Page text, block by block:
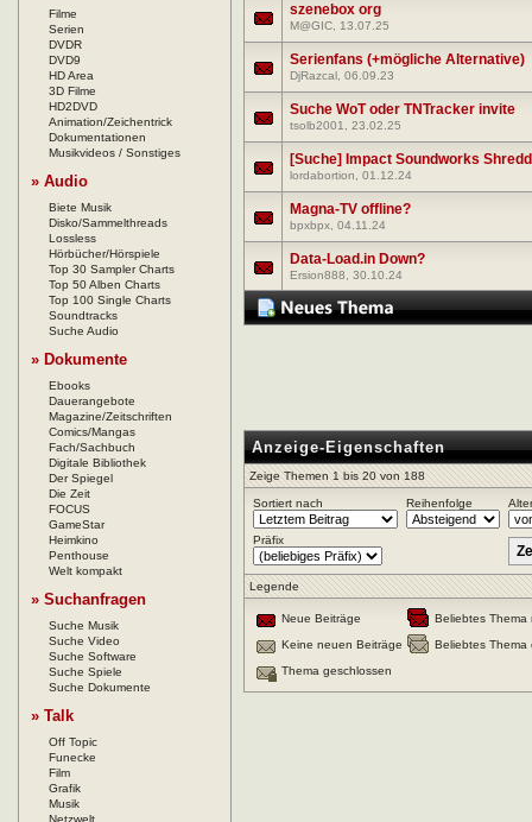
Filme
Serien
DVDR
DVD9
HD Area
3D Filme
HD2DVD
Animation/Zeichentrick
Dokumentationen
Musikvideos / Sonstiges
» Audio
Biete Musik
Disko/Sammelthreads
Lossless
Hörbücher/Hörspiele
Top 30 Sampler Charts
Top 50 Alben Charts
Top 100 Single Charts
Soundtracks
Suche Audio
» Dokumente
Ebooks
Dauerangebote
Magazine/Zeitschriften
Comics/Mangas
Fach/Sachbuch
Digitale Bibliothek
Der Spiegel
Die Zeit
FOCUS
GameStar
Heimkino
Penthouse
Welt kompakt
» Suchanfragen
Suche Musik
Suche Video
Suche Software
Suche Spiele
Suche Dokumente
» Talk
Off Topic
Funecke
Film
Grafik
Musik
szenebox org
M@GIC, 13.07.25
Serienfans (+mögliche Alternative)
DjRazcal , 06.09.23
Suche WoT oder TNTracker invite
tsolb2001, 23.02.25
[Suche] Impact Soundworks
lordabortion, 01.12.24
Magna-TV offline?
bpxbpx, 04.11.24
Data-Load.in Down?
Ersion888, 30.10.24
Anzeige-Eigenschaften
Zeige Themen 1 bis 20 von 188
Sortiert nach Reihenfolge Alter
Präfix
Legende
Neue Beiträge
Beliebtes Thema
Keine neuen Beiträge
Beliebtes
Thema geschlossen